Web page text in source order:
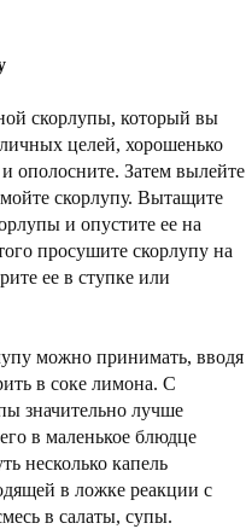
скорлупы, который вы
целей, хорошенько
ополосните. Затем вылейте
скорлупу. Вытащите
и опустите ее на
просушите скорлупу на
ее в ступке или
можно принимать, вводя
в соке лимона. С
значительно лучше
в маленькое блюдце
несколько капель
в ложке реакции с
в салаты, супы.